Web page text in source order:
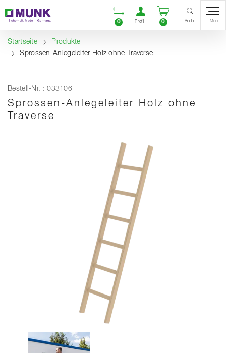
Inhalt
Inhaltsverzeichnis
Navigation Vergleichsliste öffnen
0
Benutzerkonto
Profil
Warenkorb
0 Suche Menü
Startseite
Produkte
Sprossen-Anlegeleiter Holz ohne Traverse
Bestell-Nr. : 033106
Sprossen-Anlegeleiter Holz ohne
Traverse